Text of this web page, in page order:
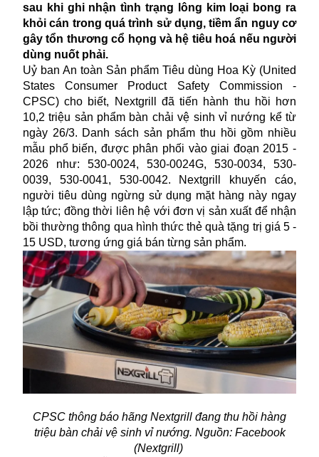
sau khi ghi nhận tình trạng lông kim loại bong ra
khỏi cán trong quá trình sử dụng, tiềm ẩn nguy cơ
gây tổn thương cổ họng và hệ tiêu hoá nếu người
dùng nuốt phải.
Uỷ ban An toàn Sản phẩm Tiêu dùng Hoa Kỳ (United
States Consumer Product Safety Commission -
CPSC) cho biết, Nextgrill đã tiến hành thu hồi hơn
10,2 triệu sản phẩm bàn chải vệ sinh vỉ nướng kể từ
ngày 26/3. Danh sách sản phẩm thu hồi gồm nhiều
mẫu phổ biến, được phân phối vào giai đoạn 2015 -
2026 như: 530-0024, 530-0024G, 530-0034, 530-
0039, 530-0041, 530-0042. Nextgrill khuyến cáo,
người tiêu dùng ngừng sử dụng mặt hàng này ngay
lập tức; đồng thời liên hệ với đơn vị sản xuất để nhận
bồi thường thông qua hình thức thẻ quà tặng trị giá 5 -
15 USD, tương ứng giá bán từng sản phẩm.
CPSC thông báo hãng Nextgrill đang thu hồi hàng
triệu bàn chải vệ sinh vỉ nướng. Nguồn: Facebook
(Nextgrill)